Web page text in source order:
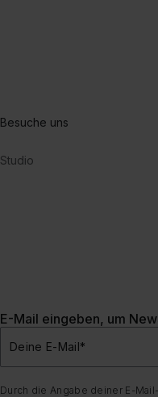
Besuche uns
Studio
E-Mail eingeben, um
Deine E-Mail*
Durch die Angabe deiner E-